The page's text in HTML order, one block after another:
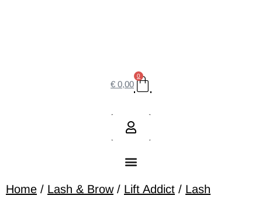
€ 0,00
0
Home / Lash & Brow/ Lift Addict / Lash